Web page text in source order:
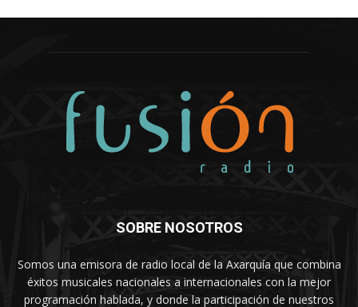
SOBRE NOSOTROS
Somos una emisora de radio local de la Axarquía que combina
éxitos musicales nacionales a internacionales con la mejor
programación hablada, y donde la participación de nuestros